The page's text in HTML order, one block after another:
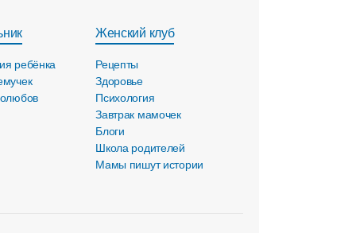
ребёнка
Женский клуб
Рецепты
Здоровье
Психология
Завтрак мамочек
Блоги
Школа родителей
Мамы пишут истории